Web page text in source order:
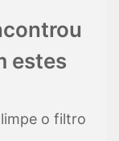
estes
o filtro